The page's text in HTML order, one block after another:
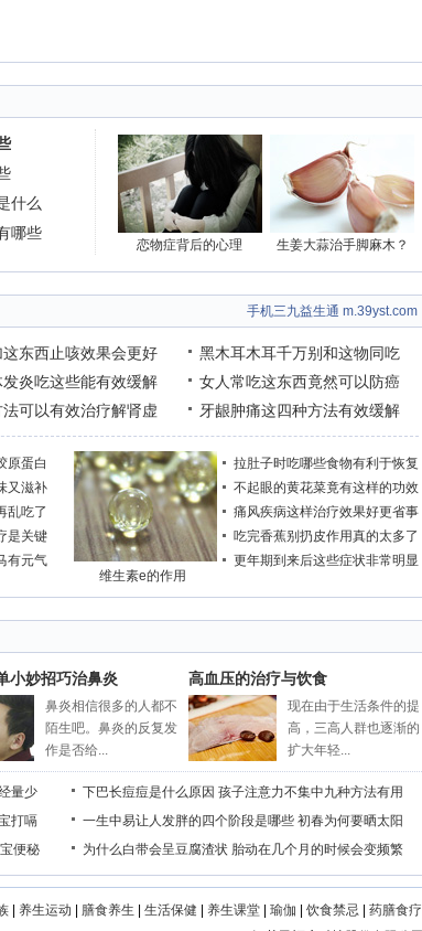
什么
哪些
恋物症背后的心理 生姜大蒜治手脚麻木？
手机三九益生通 m.39yst.com
东西止咳效果会更好
发炎吃这些能有效缓解
可以有效治疗解肾虚
黑木耳木耳千万别和这物同吃
女人常吃这东西竟然可以防癌
牙龈肿痛这四种方法有效缓解
原蛋白
又滋补
乱吃了
是关键
有元气
维生素e的作用
拉肚子时吃哪些食物有利于恢复
不起眼的黄花菜竟有这样的功效
痛风疾病这样治疗效果好更省事
吃完香蕉别扔皮作用真的太多了
更年期到来后这些症状非常明显
小妙招巧治鼻炎
鼻炎相信很多的人都不
陌生吧。鼻炎的反复发
作是否给...
高血压的治疗与饮食
现在由于生活条件的提
高，三高人群也逐渐的
扩大年轻...
量少
打嗝
便秘
下巴长痘痘是什么原因 孩子注意力不集中九种方法有用
一生中易让人发胖的四个阶段是哪些 初春为何要晒太阳
为什么白带会呈豆腐渣状 胎动在几个月的时候会变频繁
| 养生运动 膳食养生 生活保健 养生课堂| 瑜伽 饮食禁忌 药膳食疗